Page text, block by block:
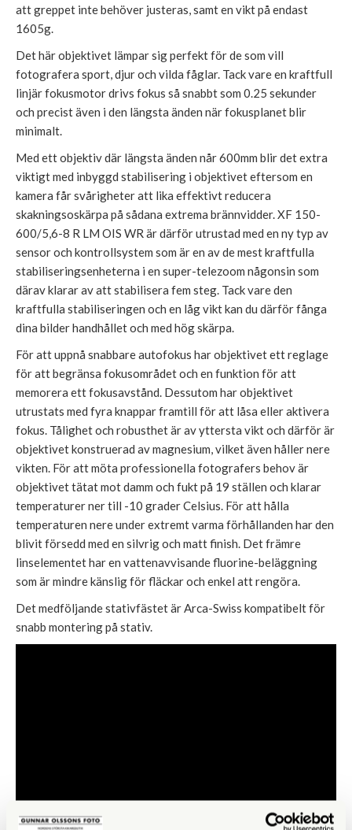
att greppet inte behöver justeras, samt en vikt på endast
1605g.
Det här objektivet lämpar sig perfekt för de som vill
fotografera sport, djur och vilda fåglar. Tack vare en kraftfull
linjär fokusmotor drivs fokus så snabbt som 0.25 sekunder
och precist även i den längsta änden när fokusplanet blir
minimalt.
Med ett objektiv där längsta änden når 600mm blir det extra
viktigt med inbyggd stabilisering i objektivet eftersom en
kamera får svårigheter att lika effektivt reducera
skakningsoskärpa på sådana extrema brännvidder. XF 150-
600/5,6-8 R LM OIS WR är därför utrustad med en ny typ av
sensor och kontrollsystem som är en av de mest kraftfulla
stabiliseringsenheterna i en super-telezoom någonsin som
därav klarar av att stabilisera fem steg. Tack vare den
kraftfulla stabiliseringen och en låg vikt kan du därför fånga
dina bilder handhållet och med hög skärpa.
För att uppnå snabbare autofokus har objektivet ett reglage
för att begränsa fokusområdet och en funktion för att
memorera ett fokusavstånd. Dessutom har objektivet
utrustats med fyra knappar framtill för att låsa eller aktivera
fokus. Tålighet och robusthet är av yttersta vikt och därför är
objektivet konstruerad av magnesium, vilket även håller nere
vikten. För att möta professionella fotografers behov är
objektivet tätat mot damm och fukt på 19 ställen och klarar
temperaturer ner till -10 grader Celsius. För att hålla
temperaturen nere under extremt varma förhållanden har den
blivit försedd med en silvrig och matt finish. Det främre
linselementet har en vattenavvisande fluorine-beläggning
som är mindre känslig för fläckar och enkel att rengöra.
Det medföljande stativfästet är Arca-Swiss kompatibelt för
snabb montering på stativ.